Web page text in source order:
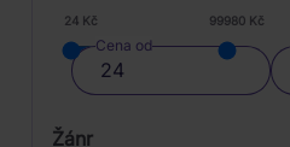
24 Kč 99980 Kč
Cena od
Žánr